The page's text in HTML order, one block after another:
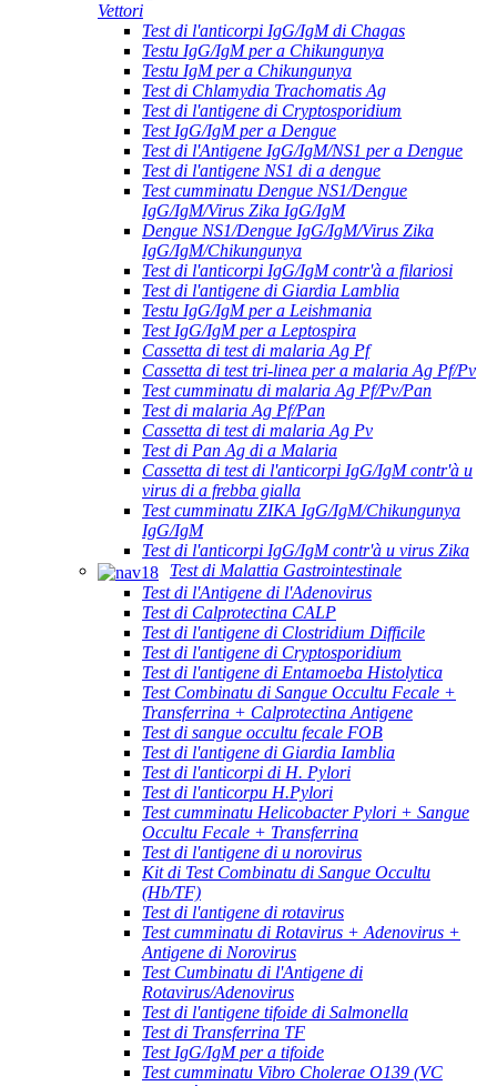
Vettori
Test di l'anticorpi IgG/IgM di Chagas
Testu IgG/IgM per a Chikungunya
Testu IgM per a Chikungunya
Test di Chlamydia Trachomatis Ag
Test di l'antigene di Cryptosporidium
Test IgG/IgM per a Dengue
Test di l'Antigene IgG/IgM/NS1 per a Dengue
Test di l'antigene NS1 di a dengue
Test cumminatu Dengue NS1/Dengue
IgG/IgM/Virus Zika IgG/IgM
Dengue NS1/Dengue IgG/IgM/Virus Zika
IgG/IgM/Chikungunya
Test di l'anticorpi IgG/IgM contr'à a filariosi
Test di l'antigene di Giardia Lamblia
Testu IgG/IgM per a Leishmania
Test IgG/IgM per a Leptospira
Cassetta di test di malaria Ag Pf
Cassetta di test tri-linea per a malaria Ag Pf/Pv
Test cumminatu di malaria Ag Pf/Pv/Pan
Test di malaria Ag Pf/Pan
Cassetta di test di malaria Ag Pv
Test di Pan Ag di a Malaria
Cassetta di test di l'anticorpi IgG/IgM contr'à u
virus di a frebba gialla
Test cumminatu ZIKA IgG/IgM/Chikungunya
IgG/IgM
Test di l'anticorpi IgG/IgM contr'à u virus Zika
Test di Malattia Gastrointestinale
Test di l'Antigene di l'Adenovirus
Test di Calprotectina CALP
Test di l'antigene di Clostridium Difficile
Test di l'antigene di Cryptosporidium
Test di l'antigene di Entamoeba Histolytica
Test Combinatu di Sangue Occultu Fecale +
Transferrina + Calprotectina Antigene
Test di sangue occultu fecale FOB
Test di l'antigene di Giardia Iamblia
Test di l'anticorpi di H. Pylori
Test di l'anticorpu H.Pylori
Test cumminatu Helicobacter Pylori + Sangue
Occultu Fecale + Transferrina
Test di l'antigene di u norovirus
Kit di Test Combinatu di Sangue Occultu
(Hb/TF)
Test di l'antigene di rotavirus
Test cumminatu di Rotavirus + Adenovirus +
Antigene di Norovirus
Test Cumbinatu di l'Antigene di
Rotavirus/Adenovirus
Test di l'antigene tifoide di Salmonella
Test di Transferrina TF
Test IgG/IgM per a tifoide
Test cumminatu Vibro Cholerae O139 (VC